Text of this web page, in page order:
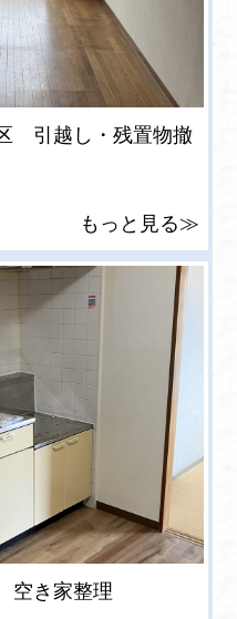
引越し・残置物撤
もっと見る≫
空き家整理